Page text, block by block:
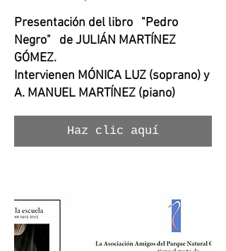
Presentación del libro "Pedro
Negro" de JULIÁN MARTÍNEZ
GÓMEZ.
Intervienen MÓNICA LUZ (soprano) y
A. MANUEL MARTÍNEZ (piano)
Haz clic aquí